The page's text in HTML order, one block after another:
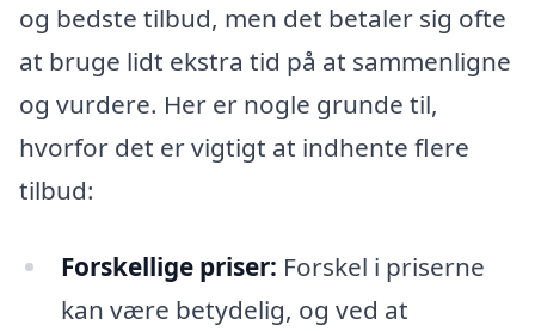
og bedste tilbud, men det betaler sig ofte
at bruge lidt ekstra tid på at sammenligne
og vurdere. Her er nogle grunde til,
hvorfor det er vigtigt at indhente flere
tilbud:
Forskellige priser: Forskel i priserne
kan være betydelig, og ved at